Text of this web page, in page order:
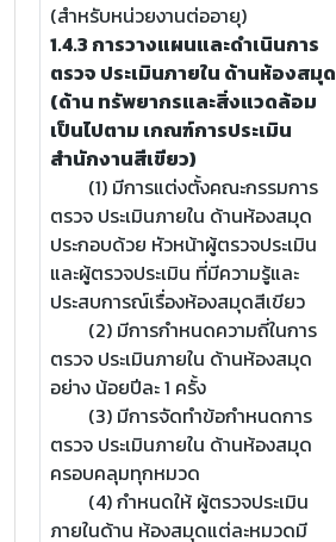
(สำหรับหน่วยงานต่ออายุ)
1.4.3 การวางแผนและดำเนินการ
ตรวจ ประเมินภายใน ด้านห้องสมุด
(ด้าน ทรัพยากรและสิ่งแวดล้อม
เป็นไปตาม เกณฑ์การประเมิน
สำนักงานสีเขียว)
(1) มีการแต่งตั้งคณะกรรมการ
ตรวจ ประเมินภายใน ด้านห้องสมุด
ประกอบด้วย หัวหน้าผู้ตรวจประเมิน
และผู้ตรวจประเมิน ที่มีความรู้และ
ประสบการณ์เรื่องห้องสมุดสีเขียว
(2) มีการกำหนดความถี่ในการ
ตรวจ ประเมินภายใน ด้านห้องสมุด
อย่าง น้อยปีละ 1 ครั้ง
(3) มีการจัดทำข้อกำหนดการ
ตรวจ ประเมินภายใน ด้านห้องสมุด
ครอบคลุมทุกหมวด
(4) กำหนดให้ ผู้ตรวจประเมิน
ภายในด้าน ห้องสมุดแต่ละหมวดมี